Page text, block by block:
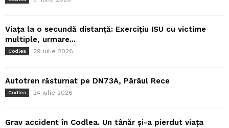
Viața la o secundă distanță: Exercițiu ISU cu victime
multiple, urmare...
Codlea 29 iulie 2026
Autotren răsturnat pe DN73A, Pârâul Rece
Codlea 24 iulie 2026
Grav accident în Codlea. Un tânăr și-a pierdut viața